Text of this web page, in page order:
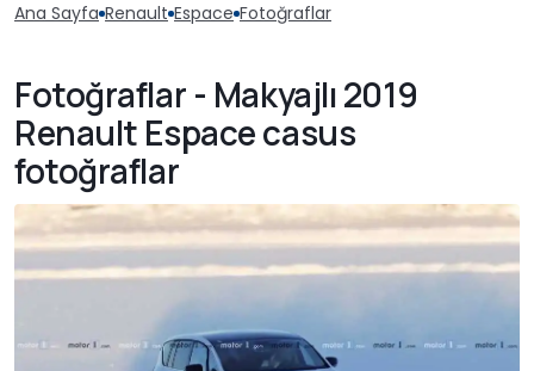
Ana Sayfa Renault Espace Fotoğraflar
Fotoğraflar - Makyajlı 2019
Renault Espace casus
fotoğraflar